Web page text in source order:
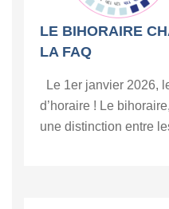
LE BIHORAIRE
LA FAQ
Le 1er janvier 2026,
d’horaire ! Le
une distinction entre